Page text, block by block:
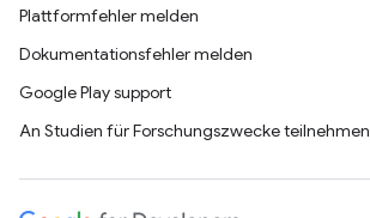
Plattformfehler melden
Dokumentationsfehler melden
Google Play support
An Studien für Forschungszwecke teilnehmen